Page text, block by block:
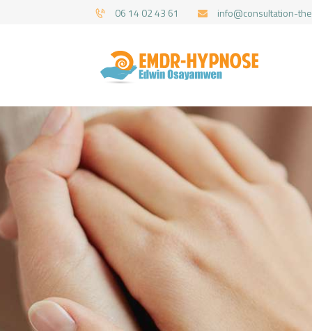
06 14 02 43 61 info@consultation-